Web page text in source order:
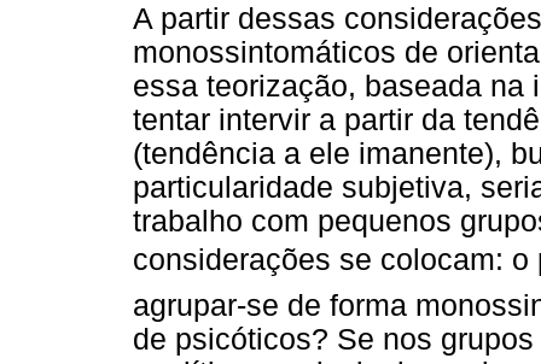
A partir dessas
monossintomáticos de
essa teorização, baseada na
tentar intervir a partir da
(tendência a ele imanente),
particularidade subjetiva,
trabalho com pequenos
considerações se colocam: o
agrupar-se de forma
de psicóticos? Se nos